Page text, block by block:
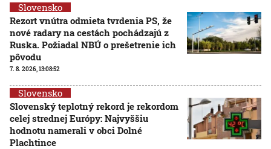
Slovensko
Rezort vnútra odmieta tvrdenia PS, že
nové radary na cestách pochádzajú z
Ruska. Požiadal NBÚ o prešetrenie ich
pôvodu
7. 8. 2026, 13:08:52
Slovensko
Slovenský teplotný rekord je rekordom
celej strednej Európy: Najvyššiu
hodnotu namerali v obci Dolné
Plachtince